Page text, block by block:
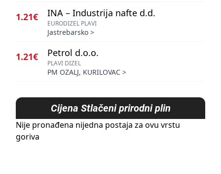
1.21€ INA – Industrija nafte d.d.
EURODIZEL PLAVI
Jastrebarsko >
1.21€ Petrol d.o.o.
PLAVI DIZEL
PM OZALJ, KURILOVAC >
Cijena Stlačeni prirodni plin
Nije pronađena nijedna postaja za ovu vrstu
goriva